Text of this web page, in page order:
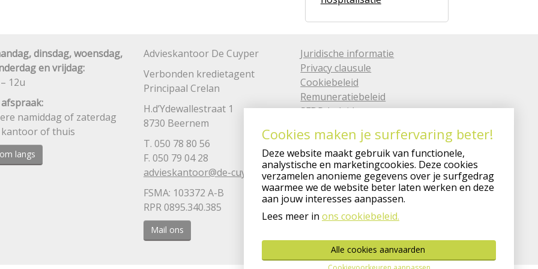
dinsdag, woensdag,
en vrijdag:
12u
namiddag of zaterdag
of thuis
langs
Advieskantoor De Cuyper
Verbonden kredietagent
Principaal Crelan
H.d’Ydewallestraat 1
8730 Beernem
T. 050 78 80 56
F. 050 79 04 28
advieskantoor@de-cuyper.be
FSMA: 103372 A-B
RPR 0895.340.385
Mail ons
Juridische informatie
Privacy clausule
Cookiebeleid
Remuneratiebeleid
SFDR-beleid
Created by Insucommerce
Cookies maken je surfervaring beter!
Deze website maakt gebruik van functionele,
analystische en marketingcookies. Deze cookies
verzamelen anonieme gegevens over je surfgedrag
waarmee we de website beter laten werken en deze
aan jouw interesses aanpassen.
Lees meer in ons cookiebeleid.
Alle cookies aanvaarden